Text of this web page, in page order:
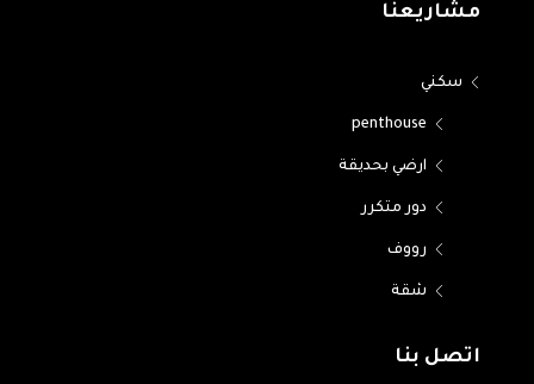
مشاريعنا
سكني
penthouse
ارضي بحديقة
دور متكرر
رووف
شقة
اتصل بنا